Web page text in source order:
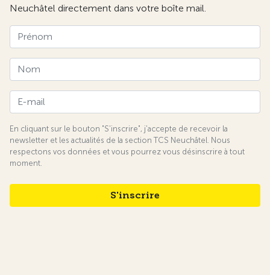
Neuchâtel directement dans votre boîte mail.
En cliquant sur le bouton "S'inscrire", j'accepte de recevoir la
newsletter et les actualités de la section TCS Neuchâtel. Nous
respectons vos données et vous pourrez vous désinscrire à tout
moment.